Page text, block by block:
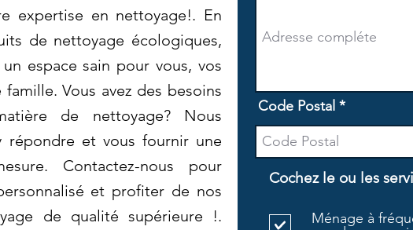
expertise en nettoyage!. En
de nettoyage écologiques,
espace sain pour vous, vos
Vous avez des besoins
de nettoyage? Nous
répondre et vous fournir une
Contactez-nous pour
et profiter de nos
de qualité supérieure !.
Code Postal
Cochez le ou les
Ménage à